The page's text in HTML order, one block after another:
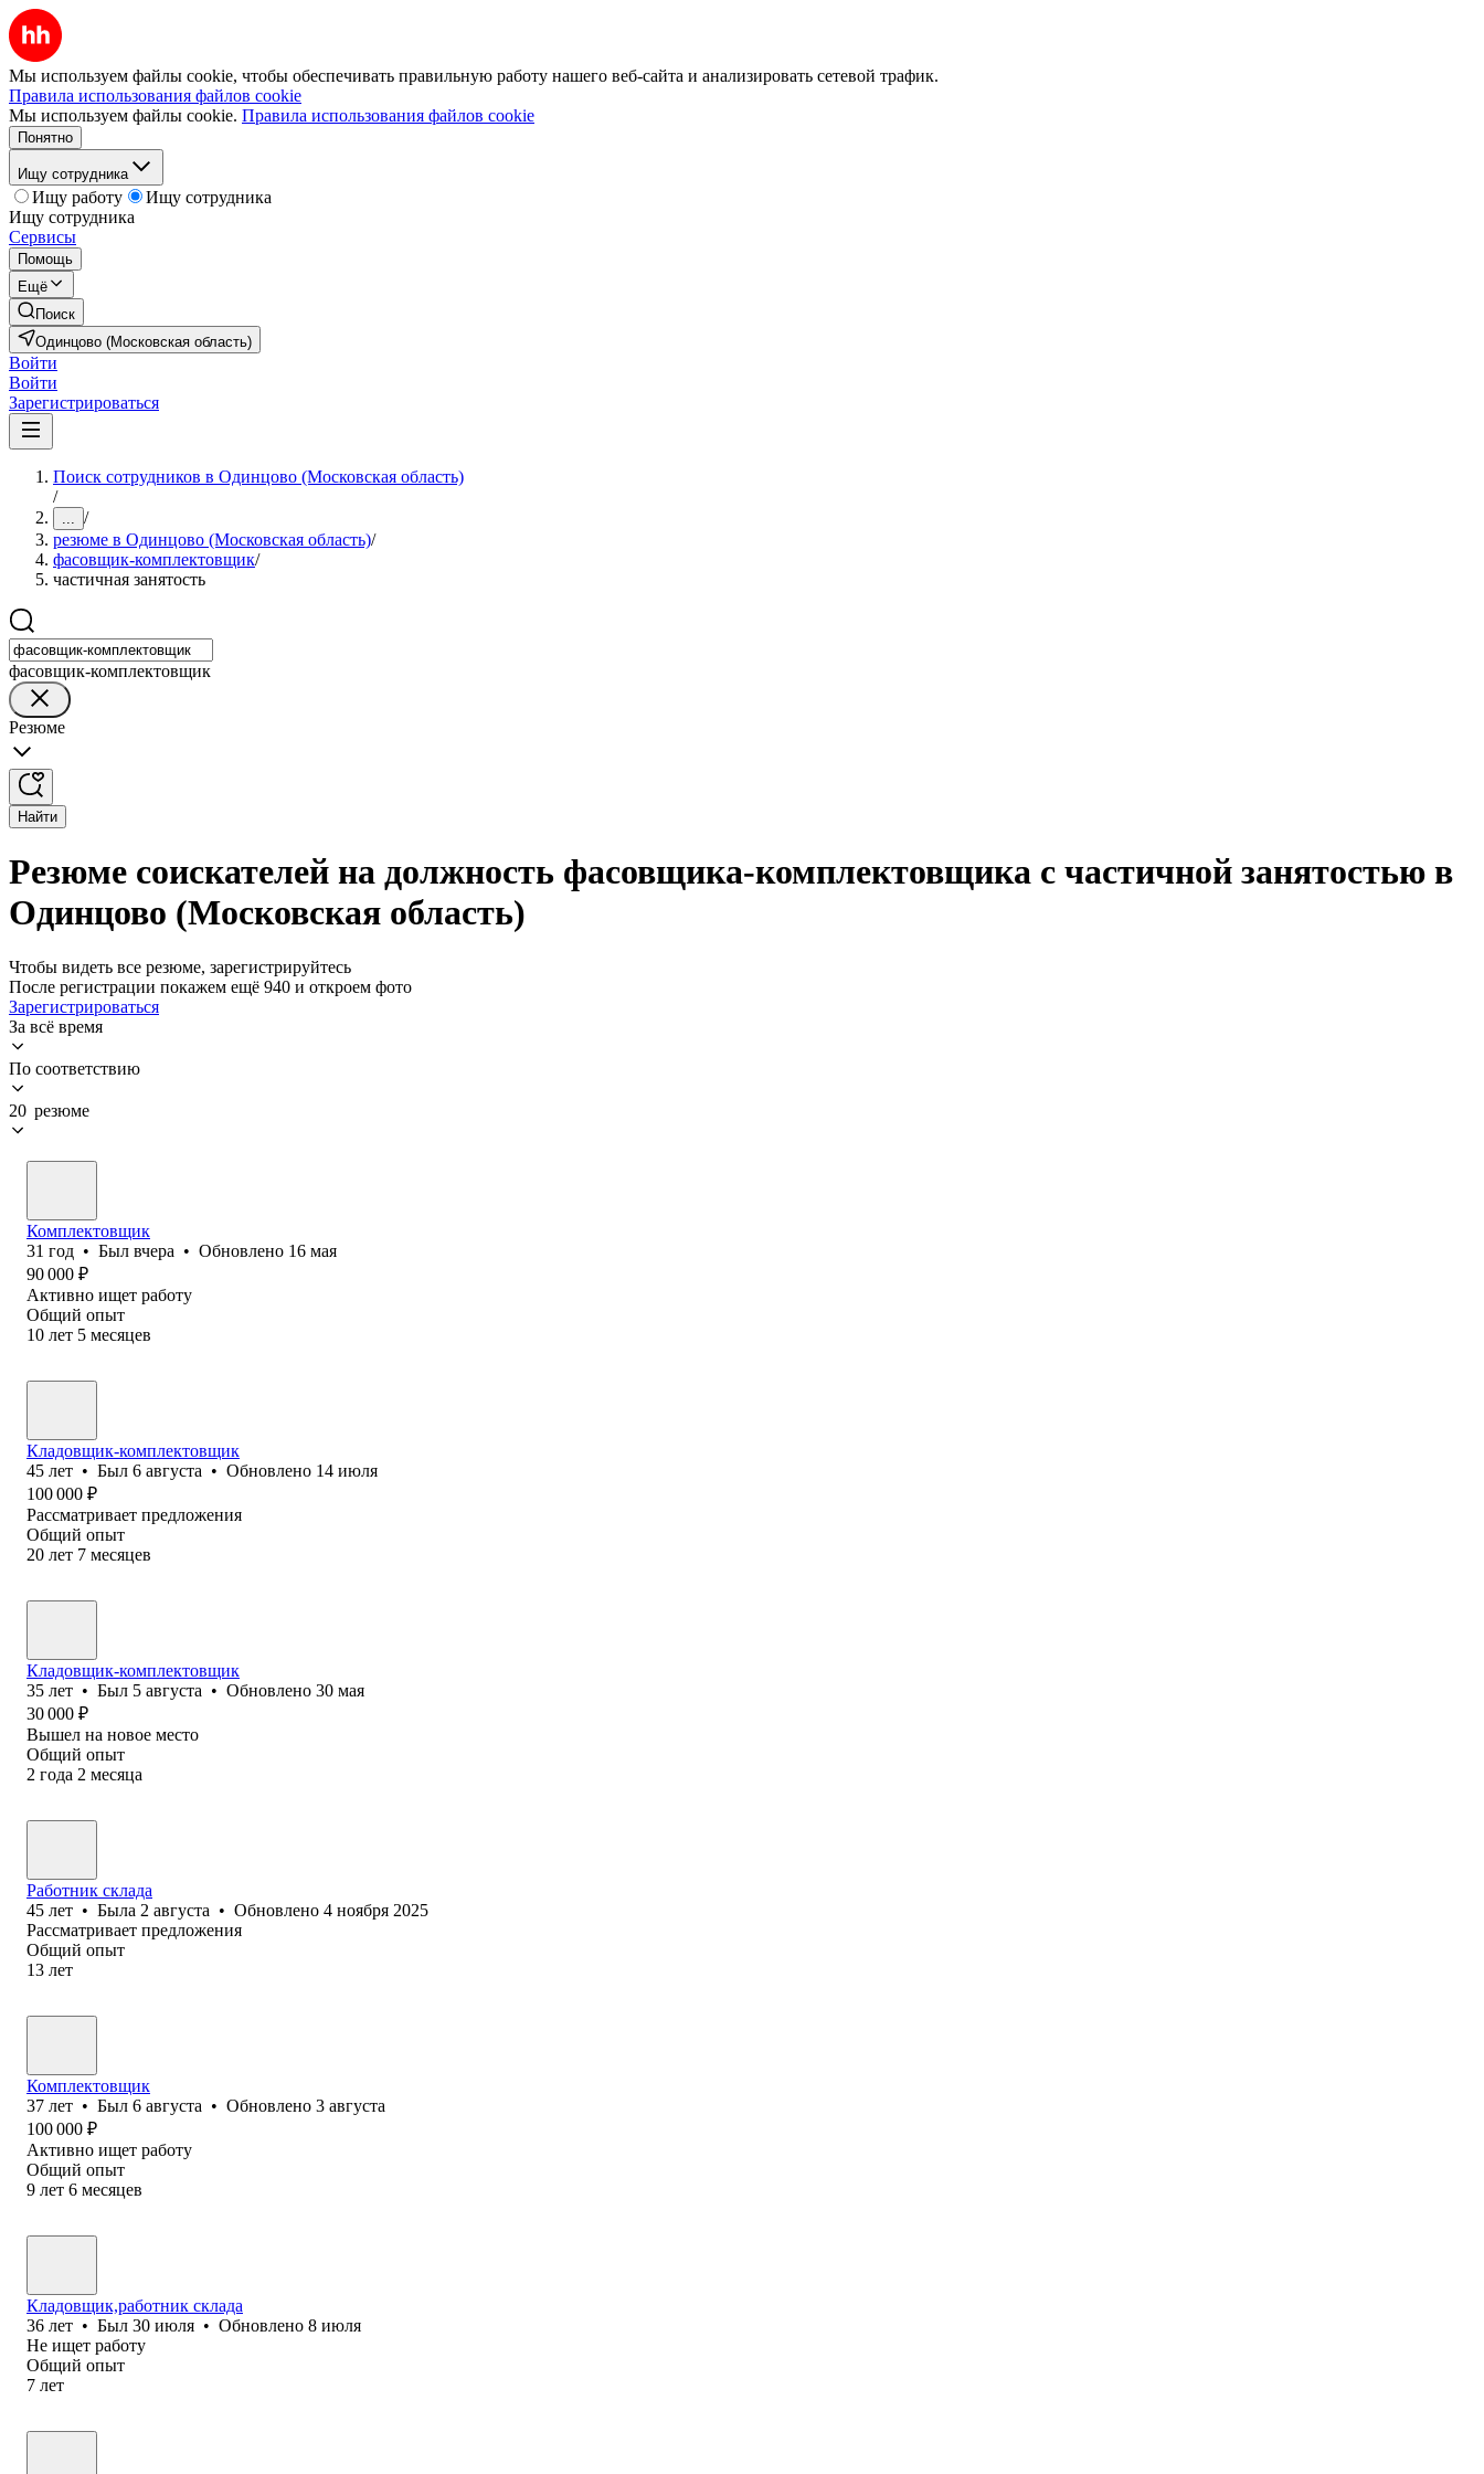
Мы используем файлы cookie, чтобы обеспечивать правильную работу нашего веб-сайта и анализировать сетевой трафик.
Правила использования файлов cookie
Мы используем файлы cookie. Правила использования файлов cookie
Понятно
Ищу сотрудника
Ищу работу
Ищу сотрудника
Ищу сотрудника
Сервисы
Помощь
Ещё
Поиск
Одинцово (Московская область)
Войти
Войти
Зарегистрироваться
Поиск сотрудников в Одинцово (Московская область)
/
... /
резюме в Одинцово (Московская область)/
фасовщик-комплектовщик/
частичная занятость
фасовщик-комплектовщик
Резюме
Найти
Резюме соискателей на должность фасовщика-комплектовщика с частичной занятостью в
Одинцово (Московская область)
Чтобы видеть все резюме, зарегистрируйтесь
После регистрации покажем ещё 940 и откроем фото
Зарегистрироваться
За всё время
По соответствию
20 резюме
Комплектовщик
31 год • Был вчера • Обновлено 16 мая
90 000 ₽
Активно ищет работу
Общий опыт
10 лет 5 месяцев
Кладовщик-комплектовщик
45 лет • Был 6 августа • Обновлено 14 июля
100 000 ₽
Рассматривает предложения
Общий опыт
20 лет 7 месяцев
Кладовщик-комплектовщик
35 лет • Был 5 августа • Обновлено 30 мая
30 000 ₽
Вышел на новое место
Общий опыт
2 года 2 месяца
Работник склада
45 лет • Была 2 августа • Обновлено 4 ноября 2025
Рассматривает предложения
Общий опыт
13 лет
Комплектовщик
37 лет • Был 6 августа • Обновлено 3 августа
100 000 ₽
Активно ищет работу
Общий опыт
9 лет 6 месяцев
Кладовщик,работник склада
36 лет • Был 30 июля • Обновлено 8 июля
Не ищет работу
Общий опыт
7 лет